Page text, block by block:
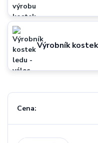
Výrobník
Cena: